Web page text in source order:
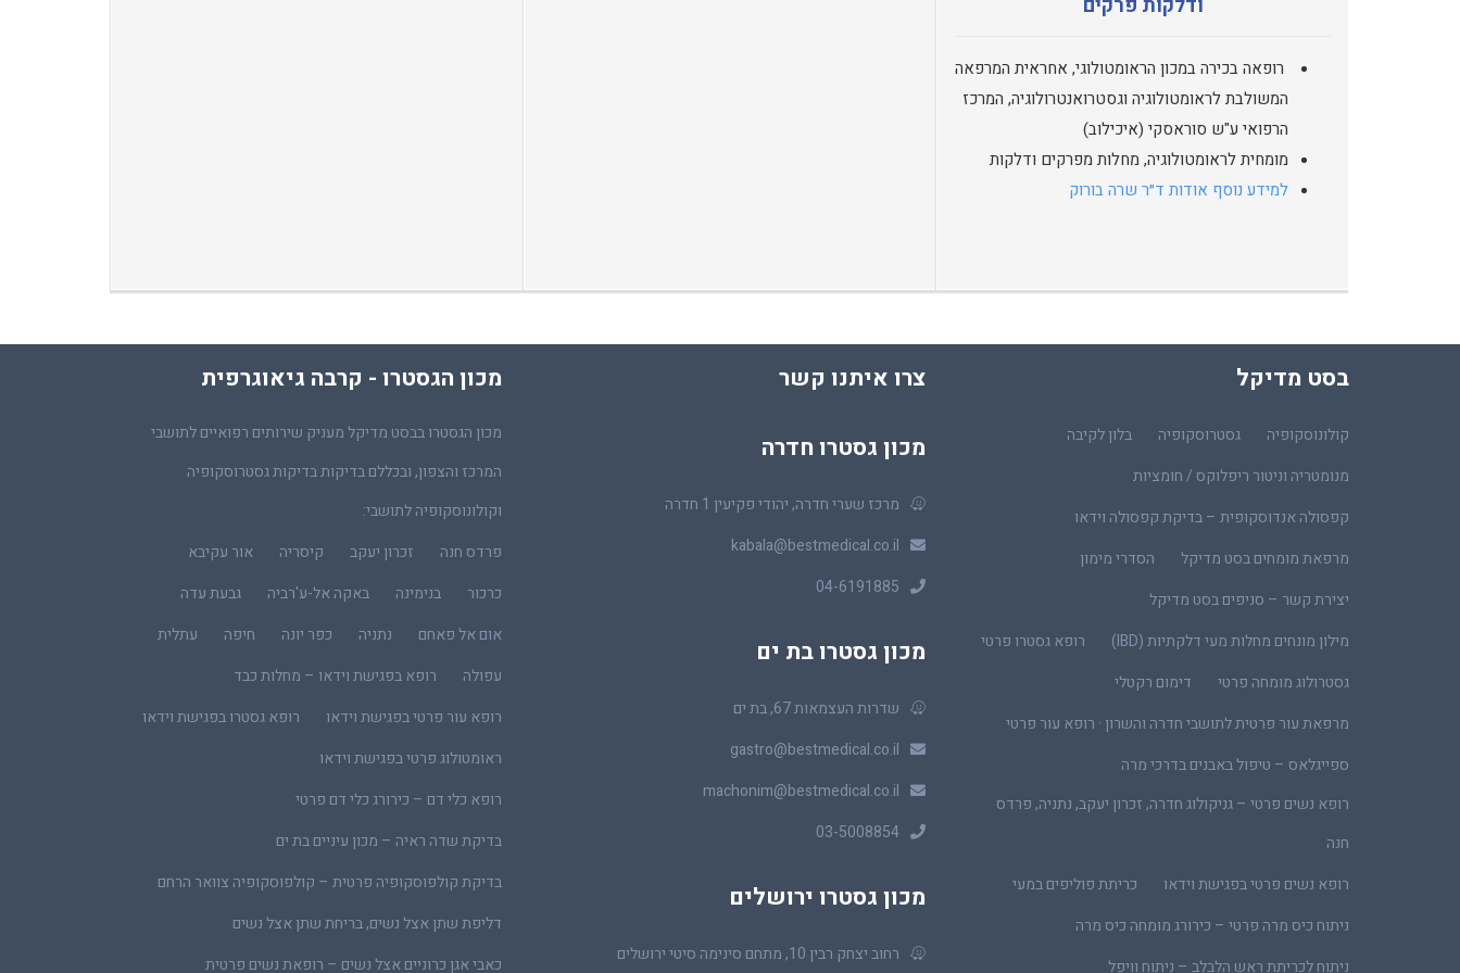
ודלקות פרקים
רופאה בכירה במכון הראומטולוגי, אחראית המרפאה
המשולבת לראומטולוגיה וגסטרואנטרולוגיה, המרכז
הרפואי ע"ש סוראסקי (איכילוב)
מומחית לראומטולוגיה, מחלות מפרקים ודלקות
למידע נוסף אודות ד״ר שרה בורוק
מכון הגסטרו - קרבה גיאוגרפית
מכון הגסטרו בבסט מדיקל מעניק שירותים רפואיים לתושבי
המרכז והצפון, ובכללם בדיקות בדיקות גסטרוסקופיה
וקולונוסקופיה לתושבי:
פרדס חנה
זכרון יעקב קיסריה
אור עקיבא
כרכור
בנימינה באקה אל-ע'רביה
גבעת עדה
אום אל פאחם
נתניה כפר יונה חיפה
עתלית
עפולה
רופא בפגישת וידאו – מחלות כבד
רופא עור פרטי בפגישת וידאו
רופא גסטרו בפגישת וידאו
ראומטולוג פרטי בפגישת וידאו
רופא כלי דם – כירורג כלי דם פרטי
בדיקת שדה ראיה – מכון עיניים בת ים
בדיקת קולפוסקופיה פרטית – קולפוסקופיה צוואר הרחם
דליפת שתן אצל נשים, בריחת שתן אצל נשים
כאבי אגן כרוניים אצל נשים – רופאת נשים פרטית
צרו איתנו קשר
מכון גסטרו חדרה
מרכז שערי חדרה, יהודי פקיעין 1 חדרה
kabala@bestmedical.co.il
04-6191885
מכון גסטרו בת ים
שדרות העצמאות 67, בת ים
gastro@bestmedical.co.il
machonim@bestmedical.co.il
03-5008854
מכון גסטרו ירושלים
רחוב יצחק רבין 10, מתחם סינימה סיטי ירושלים
בסט מדיקל
קולונוסקופיה גסטרוסקופיה
בלון לקיבה
מנומטריה וניטור ריפלוקס / חומציות
קפסולה אנדוסקופית – בדיקת קפסולה וידאו
מרפאת מומחים בסט מדיקל
הסדרי מימון
יצירת קשר – סניפים בסט מדיקל
מילון מונחים מחלות מעי דלקתיות (IBD)
רופא גסטרו פרטי
גסטרולוג מומחה פרטי
דימום רקטלי
מרפאת עור פרטית לתושבי חדרה והשרון · רופא עור פרטי
ספייגלאס – טיפול באבנים בדרכי מרה
רופא נשים פרטי – גניקולוג חדרה, זכרון יעקב, נתניה, פרדס
חנה
רופא נשים פרטי בפגישת וידאו
כריתת פוליפים במעי
ניתוח כיס מרה פרטי – כירורג מומחה כיס מרה
ניתוח לכריתת ראש הלבלב – ניתוח וויפל